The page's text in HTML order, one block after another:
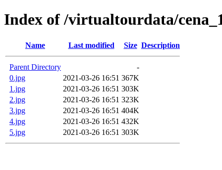
Index of /virtualtourdata/
Name Last modified Size Description
Parent Directory
-
0.jpg
2021-03-26 16:51 367K
1.jpg
2021-03-26 16:51 303K
2.jpg
2021-03-26 16:51 323K
3.jpg
2021-03-26 16:51 404K
4.jpg
2021-03-26 16:51 432K
5.jpg
2021-03-26 16:51 303K